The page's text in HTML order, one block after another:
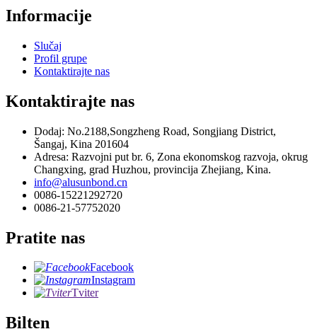
Informacije
Slučaj
Profil grupe
Kontaktirajte nas
Kontaktirajte nas
Dodaj: No.2188,Songzheng Road, Songjiang District,
Šangaj, Kina 201604
Adresa: Razvojni put br. 6, Zona ekonomskog razvoja, okrug
Changxing, grad Huzhou, provincija Zhejiang, Kina.
info@alusunbond.cn
0086-15221292720
0086-21-57752020
Pratite nas
Facebook
Instagram
Tviter
Bilten